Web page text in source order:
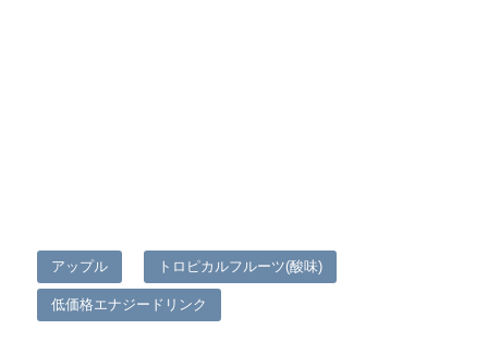
アップル トロピカルフルーツ(酸味)
低価格エナジードリンク